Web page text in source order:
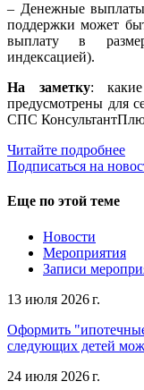
– Денежные
поддержки может
выплату в
индексацией).
На заметку:
предусмотрены для
СПС
Читайте подробнее
Подписаться на
Еще по этой теме
Новости
Мероприятия
Записи
13 июля 2026 г.
Оформить
следующих детей
24 июля 2026 г.